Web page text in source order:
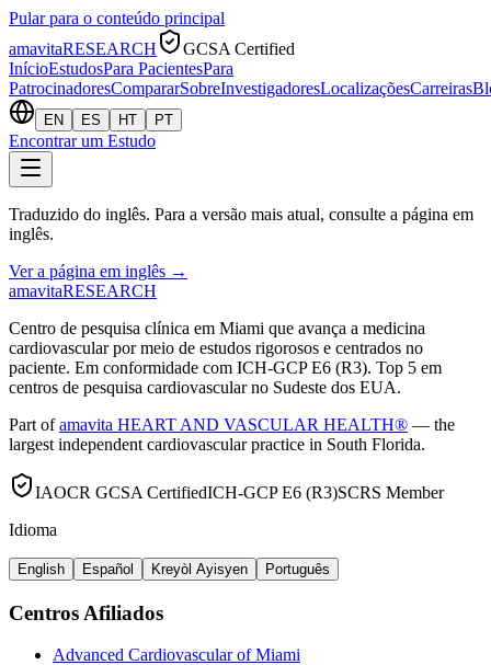
Pular para o conteúdo principal
amavitaRESEARCH
GCSA Certified
InícioEstudosPara PacientesPara
PatrocinadoresCompararSobreInvestigadoresLocalizaçõesCarreiras
EN ES HT PT
Encontrar um Estudo
Traduzido do inglês. Para a versão mais atual, consulte a página em
inglês.
Ver a página em inglês →
amavitaRESEARCH
Centro de pesquisa clínica em Miami que avança a medicina
cardiovascular por meio de estudos rigorosos e centrados no
paciente. Em conformidade com ICH-GCP E6 (R3). Top 5 em
centros de pesquisa cardiovascular no Sudeste dos EUA.
Part of amavita HEART AND VASCULAR HEALTH® — the
largest independent cardiovascular practice in South Florida.
IAOCR GCSA CertifiedICH-GCP E6 (R3)SCRS Member
Idioma
English Español Kreyòl Ayisyen Português
Centros Afiliados
Advanced Cardiovascular of Miami